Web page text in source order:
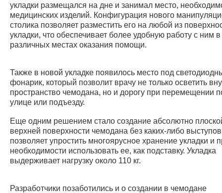
укладки размещался на дне и занимал место,
медицинских изделий. Конфигурация нового
столика позволяет разместить его на любой из
укладки, что обеспечивает более удобную работу с ним в
различных местах оказания помощи.
Также в новой укладке появилось место под
фонарик, который позволит врачу не только осветить
пространство чемодана, но и дорогу при перемещении
улице или подъезду.
Еще одним решением стало создание абсолютно
верхней поверхности чемодана без каких-либо
позволяет упростить многоярусное хранение укладки и
необходимости использовать ее, как подставку. Укладка
выдерживает нагрузку около 110 кг.
Разработчики позаботились и о создании в чемодане